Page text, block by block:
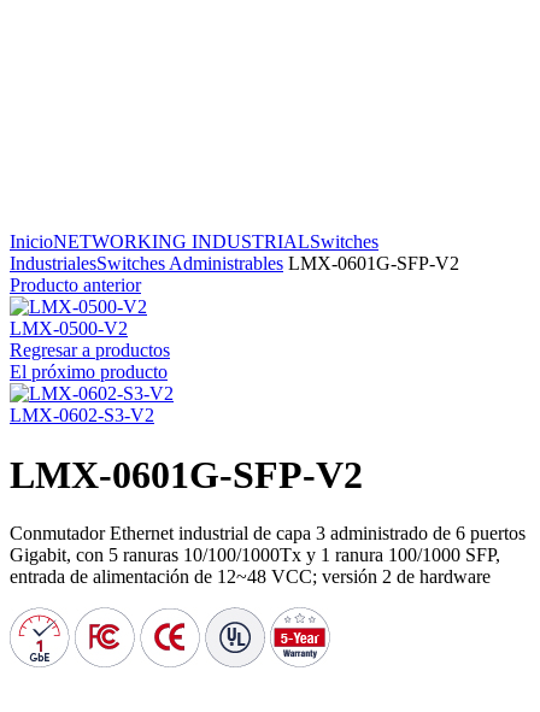
InicioNETWORKING INDUSTRIALSwitches
IndustrialesSwitches Administrables LMX-0601G-SFP-V2
Producto anterior
LMX-0500-V2
Regresar a productos
El próximo producto
LMX-0602-S3-V2
LMX-0601G-SFP-V2
Conmutador Ethernet industrial de capa 3 administrado de 6 puertos
Gigabit, con 5 ranuras 10/100/1000Tx y 1 ranura 100/1000 SFP,
entrada de alimentación de 12~48 VCC; versión 2 de hardware